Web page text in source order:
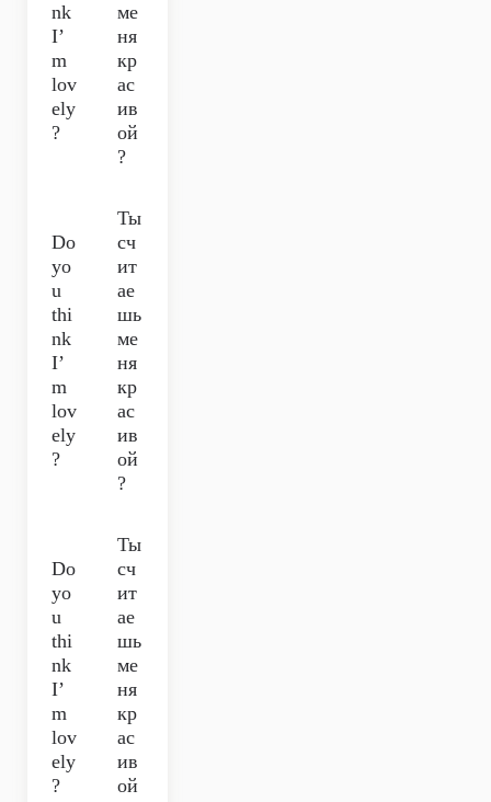
nk
I’
m
lov
ely
?
ме
ня
кр
ас
ив
ой
?
Do
yo
u
thi
nk
I’
m
lov
ely
?
Ты
сч
ит
ае
шь
ме
ня
кр
ас
ив
ой
?
Do
yo
u
thi
nk
I’
m
lov
ely
?
Ты
сч
ит
ае
шь
ме
ня
кр
ас
ив
ой